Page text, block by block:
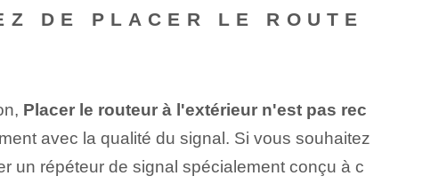
DE PLACER LE ROUTE
Placer le routeur à l'extérieur n'est pas rec
avec la qualité du signal. Si vous souhaitez
un répéteur de signal spécialement conçu à c